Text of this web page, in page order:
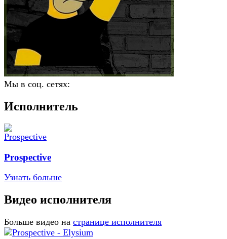
Мы в соц. сетях:
Исполнитель
Prospective
Узнать больше
Видео исполнителя
Больше видео на странице исполнителя